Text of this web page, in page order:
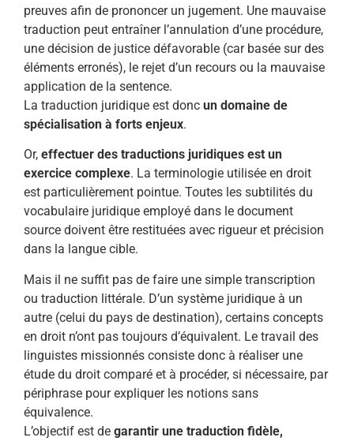
preuves afin de prononcer un jugement. Une mauvaise
traduction peut entraîner l’annulation d’une procédure,
une décision de justice défavorable (car basée sur des
éléments erronés), le rejet d’un recours ou la mauvaise
application de la sentence.
La traduction juridique est donc un domaine de
spécialisation à forts enjeux.
Or, effectuer des traductions juridiques est un
exercice complexe. La terminologie utilisée en droit
est particulièrement pointue. Toutes les subtilités du
vocabulaire juridique employé dans le document
source doivent être restituées avec rigueur et précision
dans la langue cible.
Mais il ne suffit pas de faire une simple transcription
ou traduction littérale. D’un système juridique à un
autre (celui du pays de destination), certains concepts
en droit n’ont pas toujours d’équivalent. Le travail des
linguistes missionnés consiste donc à réaliser une
étude du droit comparé et à procéder, si nécessaire, par
périphrase pour expliquer les notions sans
équivalence.
L’objectif est de garantir une traduction fidèle,